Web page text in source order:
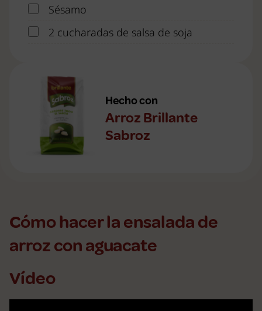
Sésamo
2 cucharadas de salsa de soja
Hecho con
Arroz Brillante
Sabroz
Cómo hacer la ensalada de
arroz con aguacate
Vídeo